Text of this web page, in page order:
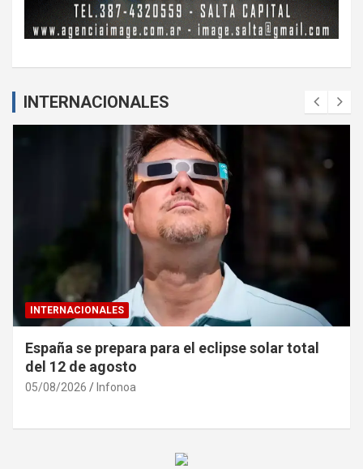
INTERNACIONALES
INTERNACIONALES
España se prepara para el eclipse solar total
del 12 de agosto
05/08/2026 Infonoa